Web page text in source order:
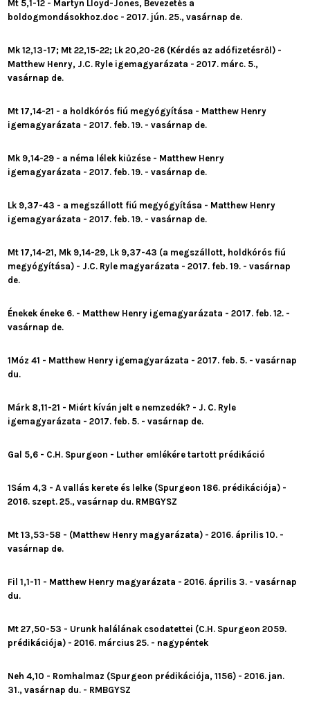
Mt 5,1-12 - Martyn Lloyd-Jones, Bevezetés a
boldogmondásokhoz.doc - 2017. jún. 25., vasárnap de.
Mk 12,13-17; Mt 22,15-22; Lk 20,20-26 (Kérdés az adófizetésről) -
Matthew Henry, J.C. Ryle igemagyarázata - 2017. márc. 5.,
vasárnap de.
Mt 17,14-21 - a holdkórós fiú megyógyítása - Matthew Henry
igemagyarázata - 2017. feb. 19. - vasárnap de.
Mk 9,14-29 - a néma lélek kiűzése - Matthew Henry
igemagyarázata - 2017. feb. 19. - vasárnap de.
Lk 9,37-43 - a megszállott fiú megyógyítása - Matthew Henry
igemagyarázata - 2017. feb. 19. - vasárnap de.
Mt 17,14-21, Mk 9,14-29, Lk 9,37-43 (a megszállott, holdkórós fiú
megyógyítása) - J.C. Ryle magyarázata - 2017. feb. 19. - vasárnap
de.
Énekek éneke 6. - Matthew Henry igemagyarázata - 2017. feb. 12. -
vasárnap de.
1Móz 41 - Matthew Henry igemagyarázata - 2017. feb. 5. - vasárnap
du.
Márk 8,11-21 - Miért kíván jelt e nemzedék? - J. C. Ryle
igemagyarázata - 2017. feb. 5. - vasárnap de.
Gal 5,6 - C.H. Spurgeon - Luther emlékére tartott prédikáció
1Sám 4,3 - A vallás kerete és lelke (Spurgeon 186. prédikációja) -
2016. szept. 25., vasárnap du. RMBGYSZ
Mt 13,53-58 - (Matthew Henry magyarázata) - 2016. április 10. -
vasárnap de.
Fil 1,1-11 - Matthew Henry magyarázata - 2016. április 3. - vasárnap
du.
Mt 27,50-53 - Urunk halálának csodatettei (C.H. Spurgeon 2059.
prédikációja) - 2016. március 25. - nagypéntek
Neh 4,10 - Romhalmaz (Spurgeon prédikációja, 1156) - 2016. jan.
31., vasárnap du. - RMBGYSZ